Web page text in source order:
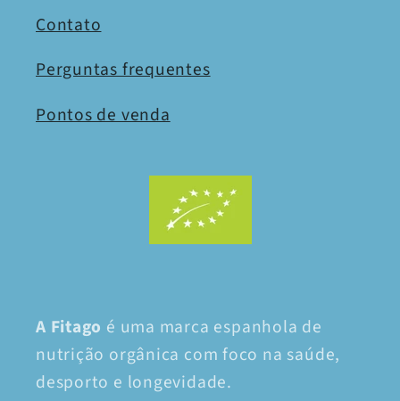
Contato
Perguntas frequentes
Pontos de venda
A Fitago é uma marca espanhola de
nutrição orgânica com foco na saúde,
desporto e longevidade.